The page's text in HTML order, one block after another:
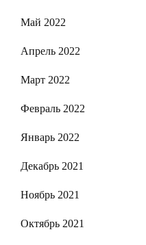
Май 2022
Апрель 2022
Март 2022
Февраль 2022
Январь 2022
Декабрь 2021
Ноябрь 2021
Октябрь 2021